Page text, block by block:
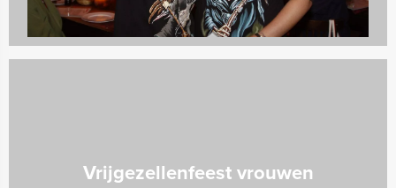
Vrijgezellenfeest vrouwen